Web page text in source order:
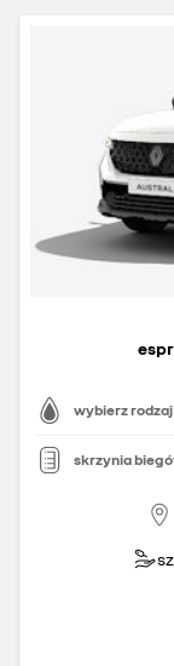
wybierz
skrzynia